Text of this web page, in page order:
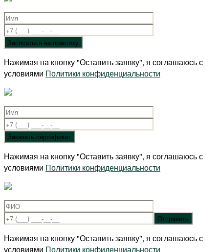
Нажимая на кнопку "Оставить заявку", я соглашаюсь с
условиями Политики конфиденциальности
Нажимая на кнопку "Оставить заявку", я соглашаюсь с
условиями Политики конфиденциальности
Нажимая на кнопку "Оставить заявку", я соглашаюсь с
условиями Политики конфиденциальности